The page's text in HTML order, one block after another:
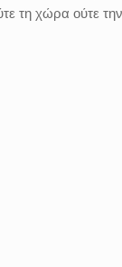
τη χώρα ούτε